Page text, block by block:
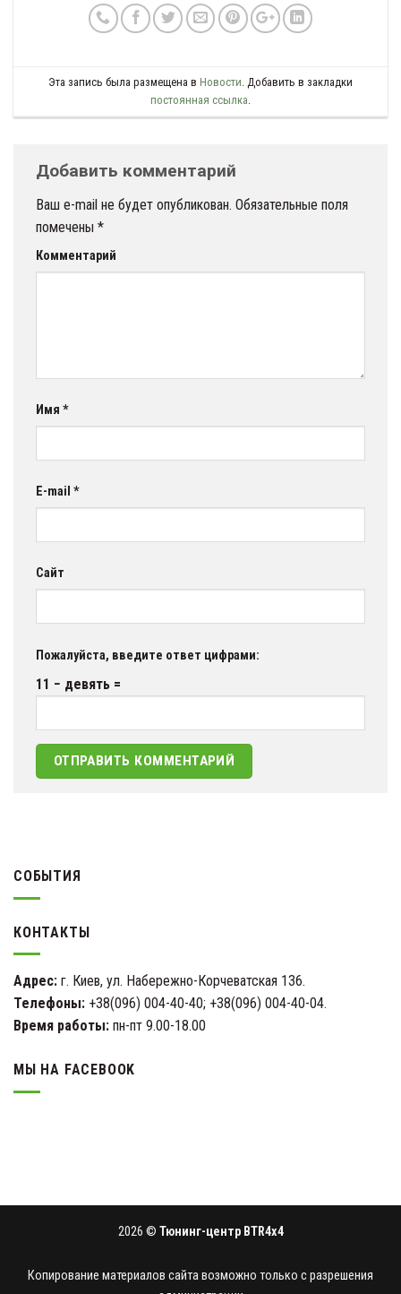
Эта запись была размещена в Новости . Добавить в закладки
постоянная ссылка
Добавить комментарий
Ваш e-mail не будет опубликован. Обязательные поля
помечены *
Комментарий
Имя *
E-mail *
Сайт
Пожалуйста, введите ответ цифрами:
11 − девять =
СОБЫТИЯ
КОНТАКТЫ
Адрес: г. Киев, ул. Набережно-Корчеватская 136.
Телефоны: +38(096) 004-40-40; +38(096) 004-40-04.
Время работы: пн-пт 9.00-18.00
МЫ НА FACEBOOK
2026 © Тюнинг-центр BTR4x4
Копирование материалов сайта возможно только с разрешения